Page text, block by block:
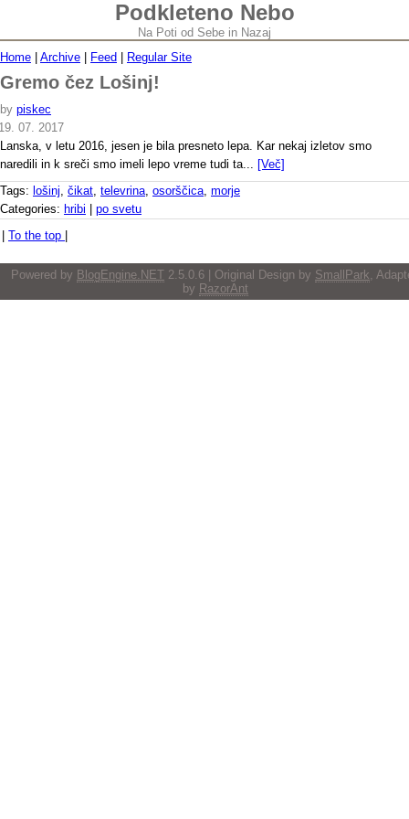
Podkleteno Nebo
Na Poti od Sebe in Nazaj
Home
Archive Feed Regular Site
Gremo čez Lošinj!
by piskec
07. 2017
Lanska, v letu 2016, jesen je bila presneto lepa. Kar nekaj izletov smo
naredili in k sreči smo imeli lepo vreme tudi ta... [Več]
Tags: lošinj, čikat, televrina, osorščica, morje
Categories: hribi
po svetu
To the top
Powered by BlogEngine.NET 2.5.0.6 | Original Design by SmallPark,
by RazorAnt